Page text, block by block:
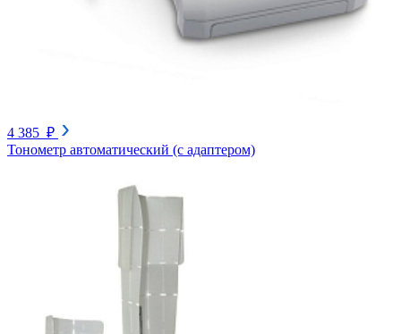
4 385 ₽
Тонометр автоматический (с адаптером)